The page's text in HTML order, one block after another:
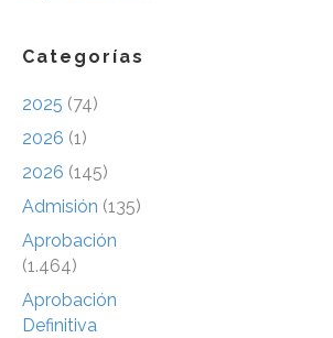
Categorías
2025 (74)
2026 (1)
2026 (145)
Admisión (135)
Aprobación
(1.464)
Aprobación
Definitiva